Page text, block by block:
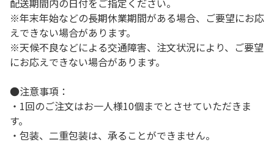
※年末年始などの長期休業期間がある場合、ご要望にお応
えできない場合があります。
※天候不良などによる交通障害、注文状況により、ご要望
にお応えできない場合があります。
●注意事項：
・1回のご注文はお一人様10個までとさせていただきま
す。
・包装、二重包装は、承ることができません。